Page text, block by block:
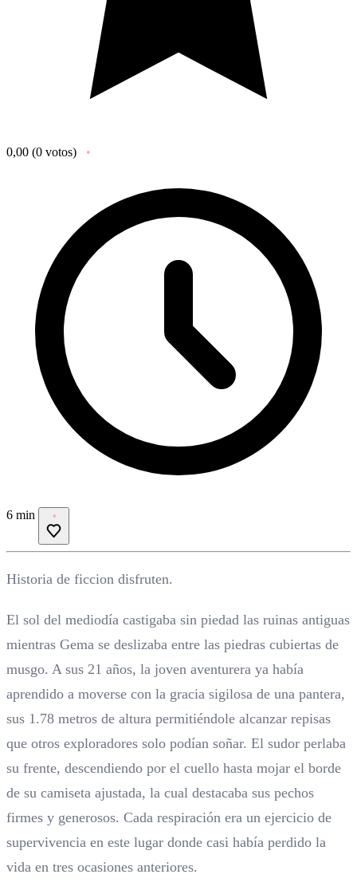
0,00 (0 votos)
6 min
Historia de ficcion disfruten.
El sol del mediodía castigaba sin piedad las ruinas antiguas
mientras Gema se deslizaba entre las piedras cubiertas de
musgo. A sus 21 años, la joven aventurera ya había
aprendido a moverse con la gracia sigilosa de una pantera,
sus 1.78 metros de altura permitiéndole alcanzar repisas
que otros exploradores solo podían soñar. El sudor perlaba
su frente, descendiendo por el cuello hasta mojar el borde
de su camiseta ajustada, la cual destacaba sus pechos
firmes y generosos. Cada respiración era un ejercicio de
supervivencia en este lugar donde casi había perdido la
vida en tres ocasiones anteriores.